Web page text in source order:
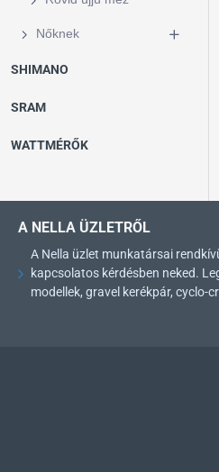
Nőknek
SHIMANO
SRAM
WATTMÉRŐK
A NELLA ÜZLETRŐL
A Nella üzlet munkatársai
kapcsolatos kérdésben neked.
modellek, gravel kerékpár, cyclo-